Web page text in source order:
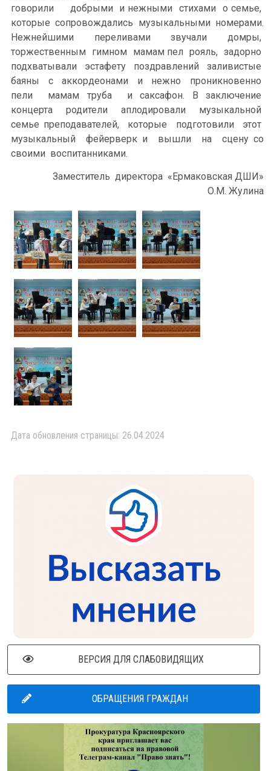
говорили добрыми и нежными стихами о семье,
которые сопровождались музыкальными номерами.
Нежнейшими переливами звучали домры,
торжественным гимном мамам пел рояль, задорно
подхватывали эстафету поздравлений заливистые
баяны с аккордеонами и нежно проникновенно
пели мамам труба и саксафон. В заключение
концерта родители аплодировали музыкальной
семье преподавателей, которые подготовили этот
музыкальный фейерверк и вышли на сцену со
своими воспитанниками.
Заместитель директора «Ермаковская ДШИ»
О.М. Жулина
Дата обновления страницы: 26.04.2024
ВЕРСИЯ ДЛЯ СЛАБОВИДЯЩИХ
ОБРАЩЕНИЯ ГРАЖДАН